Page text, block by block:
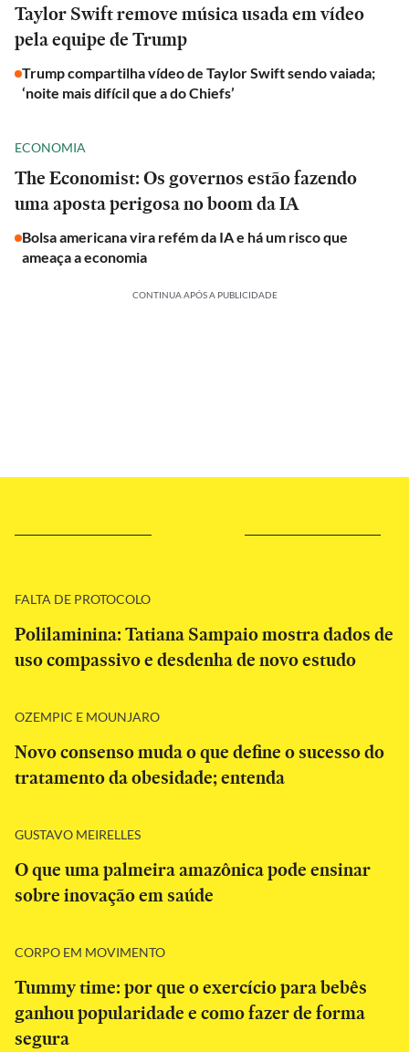
Taylor Swift remove música usada em vídeo
pela equipe de Trump
Trump compartilha vídeo de Taylor Swift sendo vaiada;
‘noite mais difícil que a do Chiefs’
ECONOMIA
The Economist: Os governos estão fazendo
uma aposta perigosa no boom da IA
Bolsa americana vira refém da IA e há um risco que
ameaça a economia
CONTINUA APÓS A PUBLICIDADE
FALTA DE PROTOCOLO
Polilaminina: Tatiana Sampaio mostra dados de
uso compassivo e desdenha de novo estudo
OZEMPIC E MOUNJARO
Novo consenso muda o que define o sucesso do
tratamento da obesidade; entenda
GUSTAVO MEIRELLES
O que uma palmeira amazônica pode ensinar
sobre inovação em saúde
CORPO EM MOVIMENTO
Tummy time: por que o exercício para bebês
ganhou popularidade e como fazer de forma
segura